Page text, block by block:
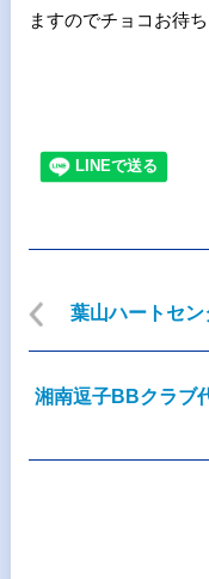
ますのでチョコお待
葉山ハートセ
湘南逗子BBクラブ